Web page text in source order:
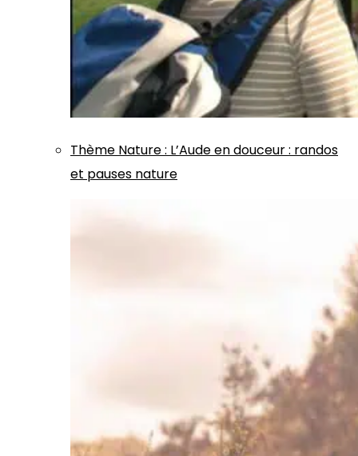
Thème Nature: L’Aude en douceur : randos
et pauses nature